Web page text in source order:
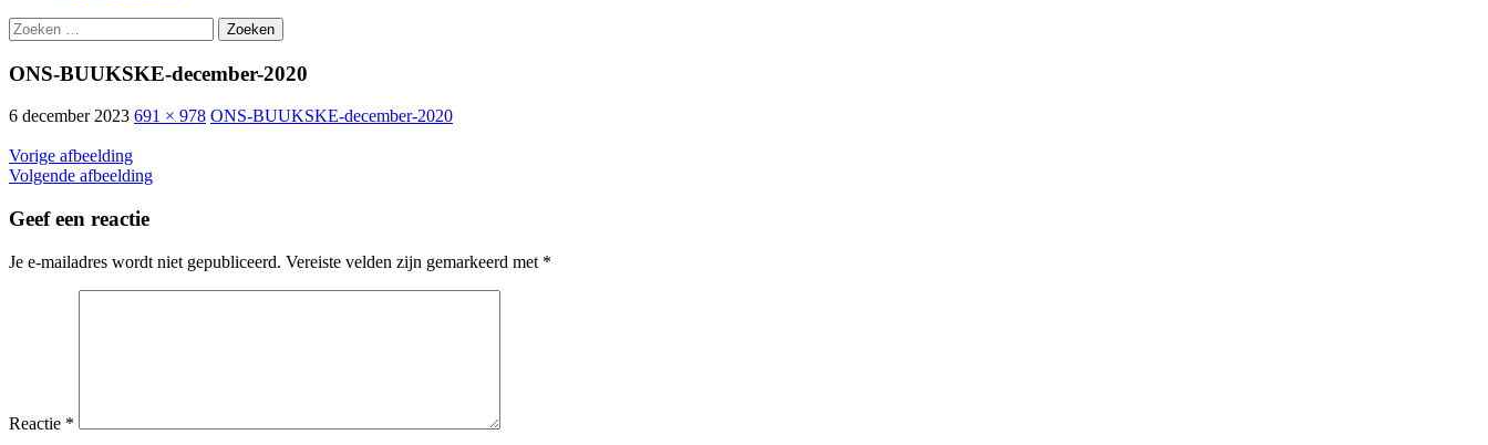
Zoeken
naar:
ONS-BUUKSKE-december-2020
6 december 2023 691 × 978 ONS-BUUKSKE-december-2020
Vorige afbeelding
Volgende afbeelding
Geef een reactie
Je e-mailadres wordt niet gepubliceerd. Vereiste velden zijn gemarkeerd met *
Reactie *